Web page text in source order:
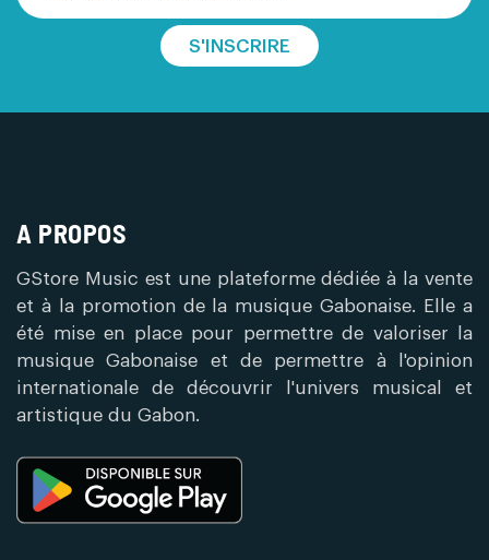
S'INSCRIRE
A PROPOS
GStore Music est une plateforme dédiée à la vente
et à la promotion de la musique Gabonaise. Elle a
été mise en place pour permettre de valoriser la
musique Gabonaise et de permettre à l'opinion
internationale de découvrir l'univers musical et
artistique du Gabon.